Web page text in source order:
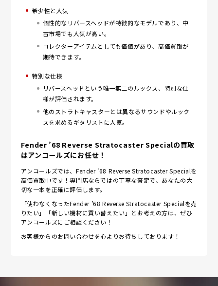
希少性と人気
個性的なリバースヘッドが特徴的なモデルであり、中
古市場でも人気が高い。
コレクターアイテムとしても価値があり、高価買取が
期待できます。
特別な仕様
リバースヘッドという唯一無二のルックス、特別な仕
様が評価されます。
他のストラトキャスターとは異なるサウンドやルック
スを求めるギタリストに人気。
Fender ’68 Reverse Stratocaster Specialの買取
はアンコールズにお任せ！
アンコールズでは、Fender ’68 Reverse Stratocaster Specialを
高価買取中です！専門店ならではの丁寧な査定で、あなたの大
切な一本を正確に評価します。
「使わなくなったFender ’68 Reverse Stratocaster Specialを売
りたい」「新しい機材に買い替えたい」とお考えの方は、ぜひ
アンコールズにご相談ください！
お客様からのお問い合わせを心よりお待ちしております！